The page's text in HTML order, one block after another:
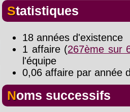
Statistiques
18 années d'existence
1 affaire (267ème sur
l'équipe
0,06 affaire par année
Noms successifs